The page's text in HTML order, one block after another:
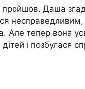
пройшов. Даша
Але тепер вона
і позбулася